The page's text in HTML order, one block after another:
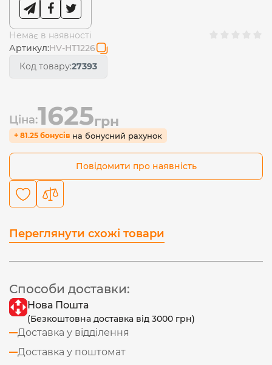
Немає в наявності
Артикул:HV-HT1226
Код товару:27393
Ціна:1625грн
+ 81.25 бонусів на бонусний рахунок
Повідомити про наявність
Переглянути схожі товари
Способи доставки:
Нова Пошта
(Безкоштовна доставка від 3000 грн)
Доставка у відділення
Доставка у поштомат